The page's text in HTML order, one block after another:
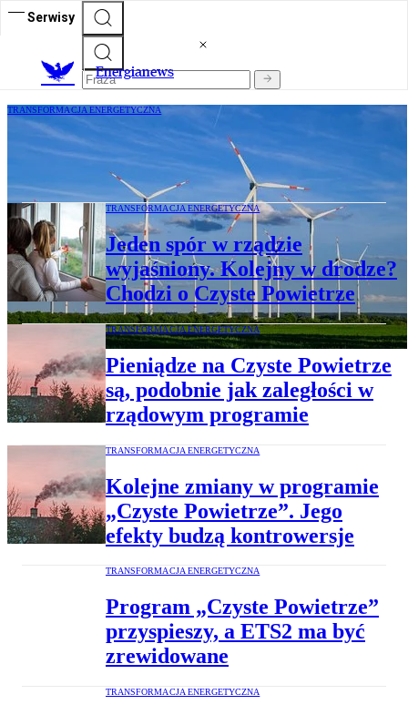
Serwisy
Energianews
TRANSFORMACJA ENERGETYCZNA
Polacy zmieniają zdanie o polityce
klimatycznej UE. Nowy sondaż zaskakuje
TRANSFORMACJA ENERGETYCZNA
Jeden spór w rządzie
wyjaśniony. Kolejny w drodze?
Chodzi o Czyste Powietrze
TRANSFORMACJA ENERGETYCZNA
Pieniądze na Czyste Powietrze
są, podobnie jak zaległości w
rządowym programie
TRANSFORMACJA ENERGETYCZNA
Kolejne zmiany w programie
„Czyste Powietrze”. Jego
efekty budzą kontrowersje
TRANSFORMACJA ENERGETYCZNA
Program „Czyste Powietrze”
przyspieszy, a ETS2 ma być
zrewidowane
TRANSFORMACJA ENERGETYCZNA